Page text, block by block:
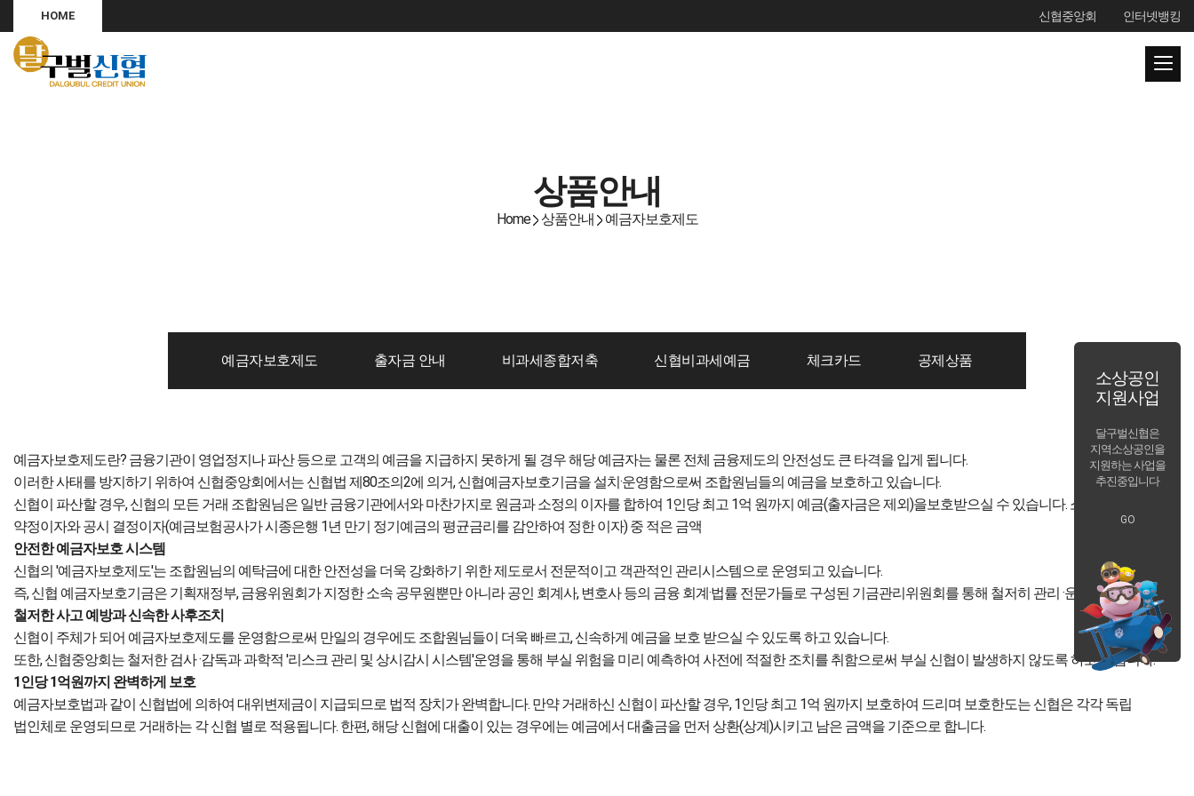
HOME 신협중앙회 인터넷뱅킹
소상공인
지원사업
달구벌신협은
지역소상공인을
지원하는 사업을
추진중입니다
GO
상품안내
Home 상품안내 예금자보호제도
예금자보호제도 출자금 안내 비과세종합저축 신협비과세예금 체크카드 공제상품
예금자보호제도란? 금융기관이 영업정지나 파산 등으로 고객의 예금을 지급하지 못하게 될 경우 해당 예금자는 물론 전체 금융제도의 안전성도 큰 타격을 입게 됩니다.
이러한 사태를 방지하기 위하여 신협중앙회에서는 신협법 제80조의2에 의거, 신협예금자보호기금을 설치·운영함으로써 조합원님들의 예금을 보호하고 있습니다.
신협이 파산할 경우, 신협의 모든 거래 조합원님은 일반 금융기관에서와 마찬가지로 원금과소정의 이자를 합하여 1인당 최고 1억 원까지 예금(출자금은 제외)을보호받으실 수 있습니다. 소정의 이자
약정이자와 공시 결정이자(예금보험공사가 시종은행 1년 만기 정기예금의 평균금리를 감안하여 정한 이자) 중 적은 금액
안전한 예금자보호 시스템
신협의 '예금자보호제도'는 조합원님의 예탁금에 대한 안전성을 더욱 강화하기 위한 제도로서 전문적이고 객관적인 관리시스템으로 운영되고 있습니다.
즉, 신협 예금자보호기금은 기획재정부, 금융위원회가 지정한 소속 공무원뿐만 아니라 공인 회계사, 변호사 등의 금융 회계·법률 전문가들로 구성된 기금관리위원회를 통해 철저히 관리 ·운영되고 있습니다.
철저한 사고 예방과 신속한 사후조치
신협이 주체가 되어 예금자보호제도를 운영함으로써 만일의 경우에도 조합원님들이 더욱 빠르고, 신속하게 예금을 보호 받으실 수 있도록 하고 있습니다.
또한, 신협중앙회는 철저한 검사 ·감독과 과학적 '리스크 관리 및 상시감시 시스템'운영을 통해 부실 위험을 미리 예측하여 사전에 적절한 조치를 취함으로써 부실 신협이 발생하지 않도록 하고 있습니다.
1인당 1억원까지 완벽하게 보호
예금자보호법과 같이 신협법에 의하여 대위변제금이 지급되므로 법적 장치가 완벽합니다. 만약 거래하신 신협이 파산할 경우, 1인당 최고 1억 원까지 보호하여 드리며 보호한도는 신협은 각각 독립
법인체로 운영되므로 거래하는 각 신협 별로 적용됩니다. 한편, 해당 신협에 대출이 있는 경우에는 예금에서 대출금을 먼저 상환(상계)시키고 남은 금액을 기준으로 합니다.